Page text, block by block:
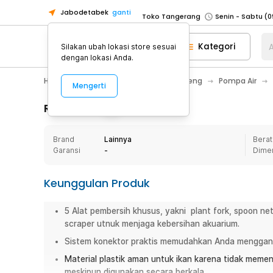
Jabodetabek ganti Toko Tangerang
Pick n Go Jakarta Barat
Senin -
Pick n Go Bekasi
Senin - Jumat
Pick n Go Depok
Senin - Jumat
Senin -
Senin -
Toko Cikupa
Senin -
Pick n Go Bekasi
Senin - Jumat
Senin - Jumat
Kategori
Home Appliance Perlengkapan Ledeng Pompa Air
Rincian Produk
Brand
Lainnya
Garansi
-
Keunggulan Produk
5 Alat pembersih khusus, yakni plant fork, spoon
scraper utnuk menjaga kebersihan akuarium.
Sistem konektor praktis memudahkan Anda
Material plastik aman untuk ikan karena tidak
Silakan ubah lokasi store sesuai
dengan lokasi Anda.
Mengerti